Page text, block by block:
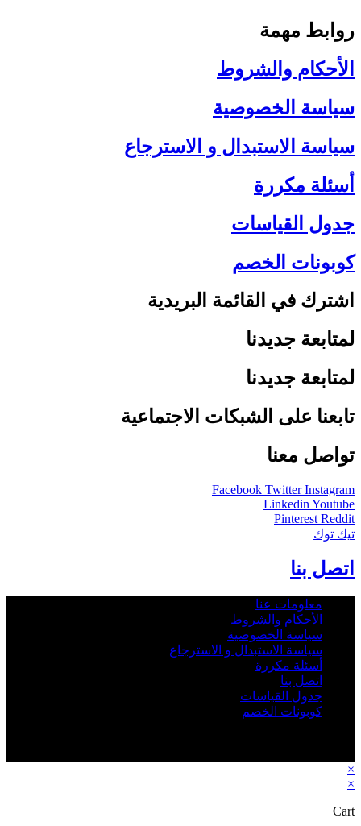
روابط مهمة
الأحكام والشروط
سياسة الخصوصية
سياسة الاستبدال و الاسترجاع
أسئلة مكررة
جدول القياسات
كوبونات الخصم
اشترك في القائمة البريدية
لمتابعة جديدنا
لمتابعة جديدنا
تابعنا على الشبكات الاجتماعية
تواصل معنا
Facebook Twitter Instagram
Linkedin Youtube
Pinterest Reddit
تيك توك
اتصل بنا
معلومات عنا
الأحكام والشروط
سياسة الخصوصية
سياسة الاستبدال و الاسترجاع
أسئلة مكررة
اتصل بنا
جدول القياسات
كوبونات الخصم
×
×
Cart